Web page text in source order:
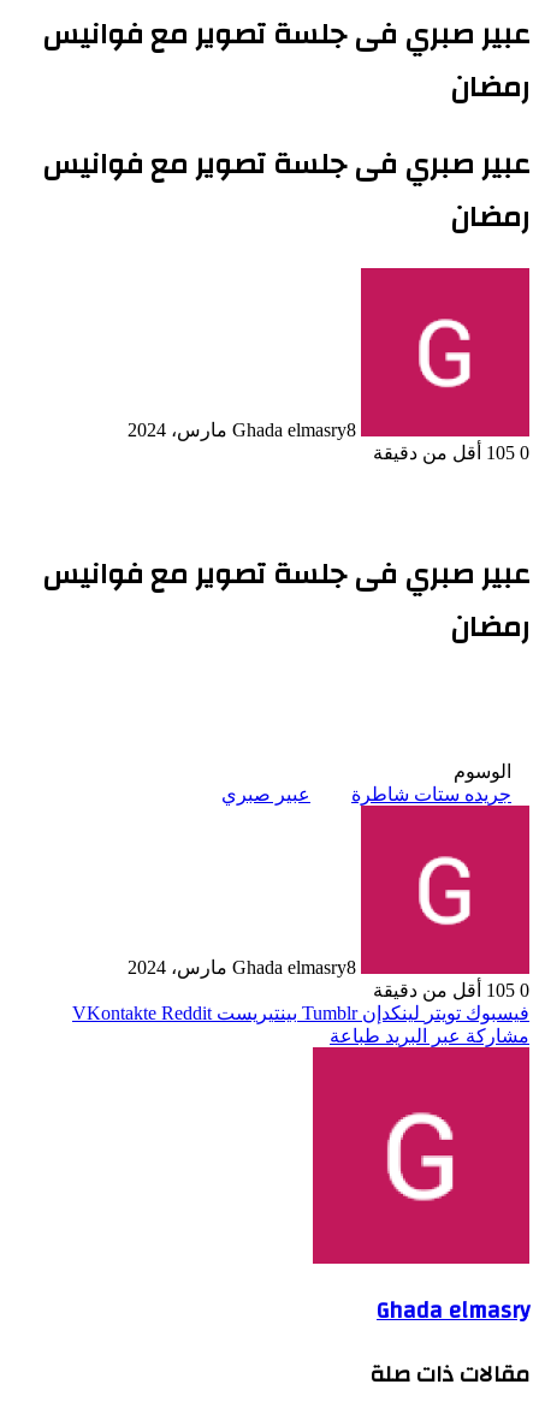
عبير صبري فى جلسة تصوير مع فوانيس
رمضان
عبير صبري فى جلسة تصوير مع فوانيس
رمضان
Ghada elmasry8 مارس، 2024
0
أقل من دقيقة
عبير صبري فى جلسة تصوير مع فوانيس
رمضان
الوسوم
جريده ستات شاطرة
عبير صبري
Ghada elmasry8 مارس، 2024
0
أقل من دقيقة
فيسبوك تويتر لينكدإن بينتيريست
مشاركة عبر البريد طباعة
Ghada elmasry
مقالات ذات صلة